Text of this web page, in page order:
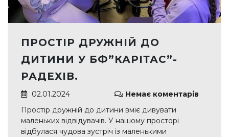
ПРОСТІР ДРУЖНІЙ ДО
ДИТИНИ У БФ”КАРІТАС”-
РАДЕХІВ.
02.01.2024
Немає коментарів
Простір дружній до дитини вміє дивувати
маленьких відвідувачів. У нашому просторі
відбулася чудова зустріч із маленькими